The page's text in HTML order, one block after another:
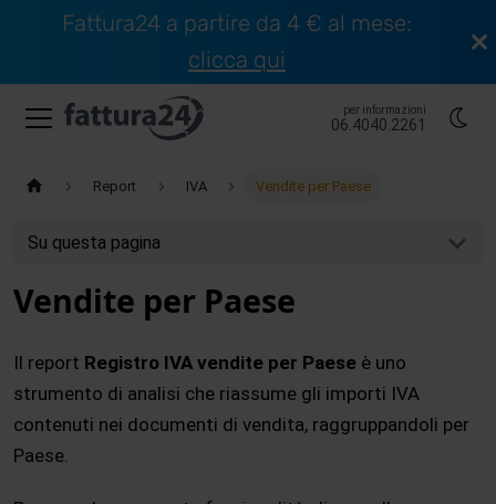
Fattura24 a partire da 4 € al mese:
clicca qui
per informazioni
06.4040.2261
Report IVA Vendite per Paese
Su questa pagina
Vendite per Paese
Il report Registro IVA vendite per Paese è uno
strumento di analisi che riassume gli importi IVA
contenuti nei documenti di vendita, raggruppandoli per
Paese.